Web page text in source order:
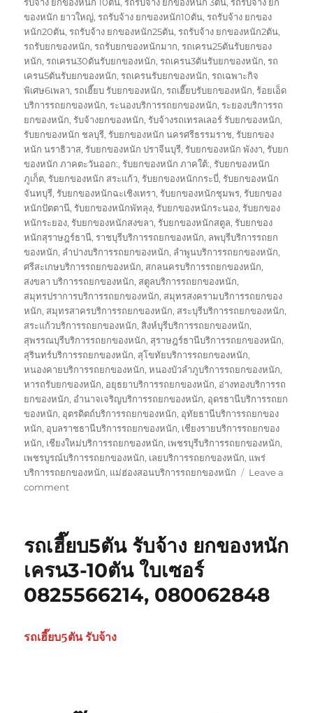
ของหนัก ยาวใหญ่,รถรับจ้าง ยกของหนัก10ตัน,รถรับจ้าง ยกของ
หนัก20ตัน,รถรับจ้าง ยกของหนัก25ตัน,รถรับจ้าง ยกของหนัก2ตัน,
รถรับยกของหนัก,รถรับยกของหนักมาก,รถเครน25ตันรับยกของ
หนัก,รถเครน30ตันรับยกของหนัก,รถเครน3ตันรับยกของหนัก,รถ
เครน5ตันรับยกของหนัก,รถเครนรับยกของหนัก,รถเฉพาะกิจ
พิเศษ6เพลา,รถเฮี๊ยบ รับยกของหนัก,รถเฮี๊ยบรับยกของหนัก,ร้อยเอ็ด
บริการรถยกของหนัก,ระนองบริการรถยกของหนัก,ระยองบริการรถ
ยกของหนัก,รับจ้างยกของหนัก,รับจ้างรถเทรลเลอร์ รับยกของหนัก,
รับยกของหนัก ชลบุรี,รับยกของหนัก นครศรีธรรมราช,รับยกของ
หนัก นราธิวาส,รับยกของหนัก ปราจีนบุรี,รับยกของหนัก พังงา,รับยก
ของหนัก ภาคตะวันออก:,รับยกของหนัก ภาคใต้:,รับยกของหนัก
ภูเก็ต,รับยกของหนัก สระแก้ว,รับยกของหนักกระบี่,รับยกของหนัก
จันทบุรี,รับยกของหนักฉะเชิงเทรา,รับยกของหนักชุมพร,รับยกของ
หนักปัตตานี,รับยกของหนักพัทลุง,รับยกของหนักระนอง,รับยกของ
หนักระยอง,รับยกของหนักสงขลา,รับยกของหนักสตูล,รับยกของ
หนักสุราษฎร์ธานี,ราชบุรีบริการรถยกของหนัก, ลพบุรีบริการรถยก
ของหนัก, ลำปางบริการรถยกของหนัก, ลำพูนบริการรถยกของหนัก,
ศรีสะเกษบริการรถยกของหนัก, สกลนครบริการรถยกของหนัก,
สงขลา บริการรถยกของหนัก, สตูลบริการรถยกของหนัก,
สมุทรปราการบริการรถยกของหนัก, สมุทรสงครามบริการรถยกของ
หนัก, สมุทรสาครบริการรถยกของหนัก, สระบุรีบริการรถยกของหนัก,
สระแก้วบริการรถยกของหนัก, สิงห์บุรีบริการรถยกของหนัก,
สุพรรณบุรีบริการรถยกของหนัก, สุราษฎร์ธานีบริการรถยกของหนัก,
สุรินทร์บริการรถยกของหนัก, สุโขทัยบริการรถยกของหนัก,
หนองคายบริการรถยกของหนัก,หนองบัวลำภูบริการรถยกของหนัก,
หารถรับยกของหนัก, อยุธยาบริการรถยกของหนัก, อ่างทองบริการรถ
ยกของหนัก, อำนาจเจริญบริการรถยกของหนัก, อุดรธานีบริการรถยก
ของหนัก, อุตรดิตถ์บริการรถยกของหนัก, อุทัยธานีบริการรถยกของ
หนัก, อุบลราชธานีบริการรถยกของหนัก, เชียงรายบริการรถยกของ
หนัก, เชียงใหม่บริการรถยกของหนัก, เพชรบุรีบริการรถยกของหนัก,
เพชรบูรณ์บริการรถยกของหนัก, เลยบริการรถยกของหนัก, แพร่
บริการรถยกของหนัก, แม่ฮ่องสอนบริการรถยกของหนัก
Leave a
commenton
ยก
ของ
10ล้อ
บรรทุก
ติด
รถ
รถเฮี๊ยบ5ตัน รับจ้าง ยกของหนัก
เครน3-10ตัน ใบเซอร์
0825566214, 080062848
รถเฮี๊ยบ5ตัน รับจ้าง